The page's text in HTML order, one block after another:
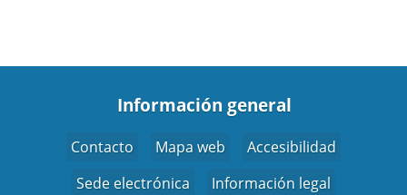
Información general
Contacto Mapa web
Accesibilidad
Sede electrónica
Información legal